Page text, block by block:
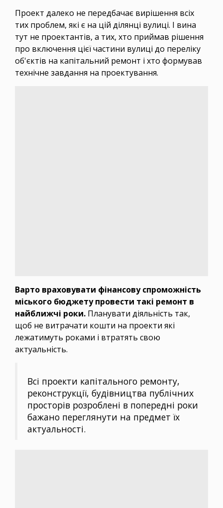
Проект далеко не передбачає вирішення всіх
тих проблем, які є на цій ділянці вулиці. І вина
тут не проектантів, а тих, хто приймав рішення
про включення цієї частини вулиці до переліку
об'єктів на капітальний ремонт і хто формував
технічне завдання на проектування.
Варто враховувати фінансову спроможність
міського бюджету провести такі ремонт в
найближчі роки. Планувати діяльність так,
щоб не витрачати кошти на проекти які
лежатимуть роками і втратять свою
актуальність.
Всі проекти капітального ремонту,
реконструкції, будівництва публічних
просторів розроблені в попередні роки
бажано переглянути на предмет їх
актуальності.